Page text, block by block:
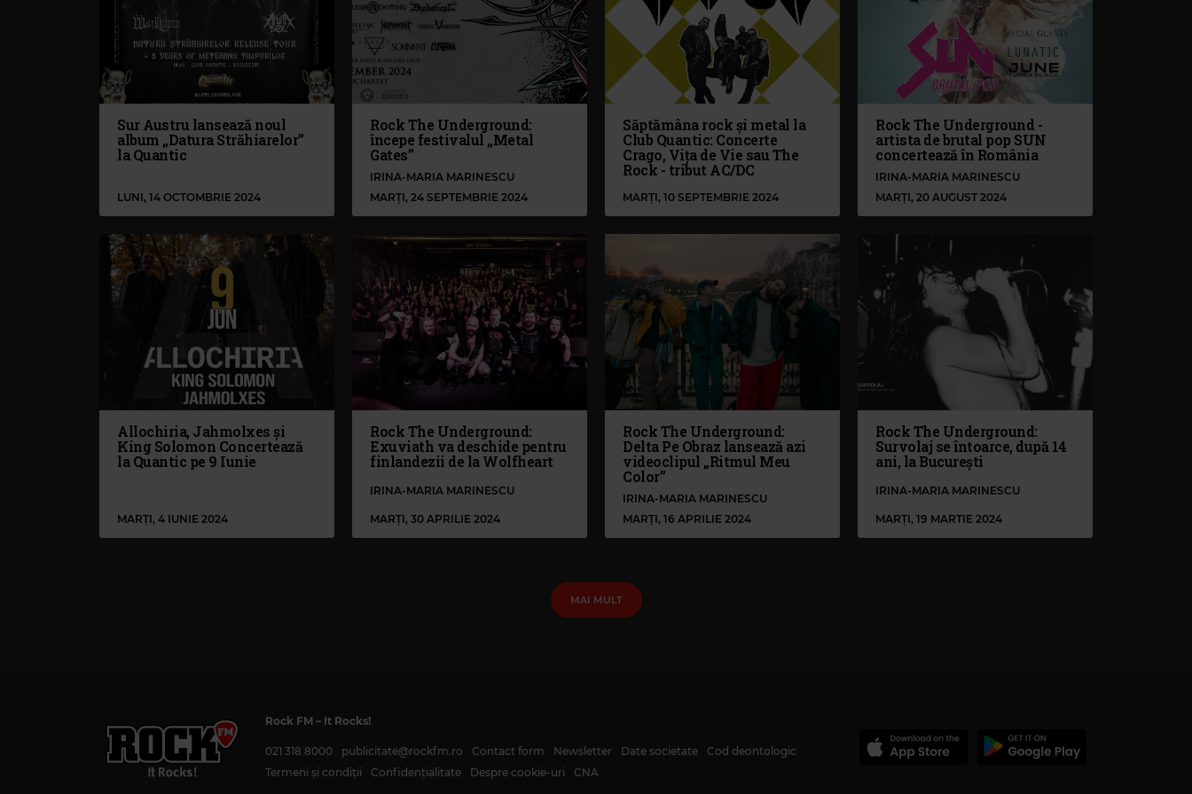
Sur Austru lansează noul
album „Datura Străhiarelor”
la Quantic
LUNI, 14 OCTOMBRIE 2024
Rock The Underground:
începe festivalul „Metal
Gates”
IRINA-MARIA MARINESCU
MARȚI, 24 SEPTEMBRIE 2024
Săptămâna rock și metal la
Club Quantic: Concerte
Crago, Vița de Vie sau The
Rock - tribut AC/DC
MARȚI, 10 SEPTEMBRIE 2024
Rock The Underground -
artista de brutal pop SUN
concertează în România
IRINA-MARIA MARINESCU
MARȚI, 20 AUGUST 2024
Allochiria, Jahmolxes și
King Solomon Concertează
la Quantic pe 9 Iunie
MARȚI, 4 IUNIE 2024
Rock The Underground:
Exuviath va deschide pentru
finlandezii de la Wolfheart
IRINA-MARIA MARINESCU
MARȚI, 30 APRILIE 2024
Rock The Underground:
Delta Pe Obraz lansează azi
videoclipul „Ritmul Meu
Color”
IRINA-MARIA MARINESCU
MARȚI, 16 APRILIE 2024
Rock The Underground:
Survolaj se întoarce, după 14
ani, la București
IRINA-MARIA MARINESCU
MARȚI, 19 MARTIE 2024
MAI MULT
Rock FM– It Rocks!
021 318 8000 publicitate@rockfm.ro Contact form Newsletter Date societate
Cod deontologic
Termeni și condiții
Confidențialitate Despre cookie-uri CNA